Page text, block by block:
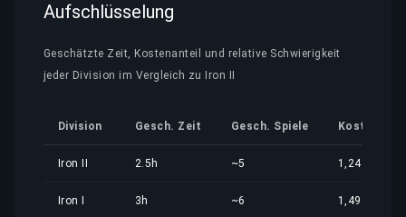
Aufschlüsselung
Geschätzte Zeit, Kostenanteil und relative Schwierigkeit
jeder Division im Vergleich zu Iron II
Division Gesch. Zeit Gesch. Spiele
Iron II 2.5h ~5 1,24 €
Iron I 3h ~6 1,49 €